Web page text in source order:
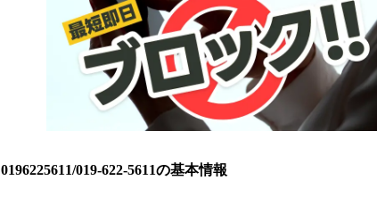
0196225611/019-622-5611の基本情報